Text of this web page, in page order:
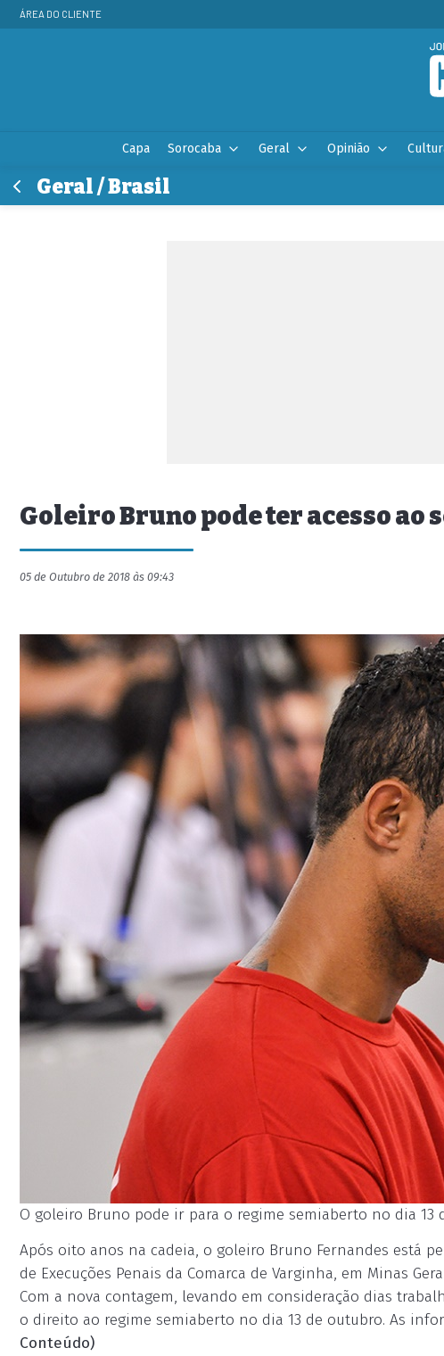
ÁREA DO CLIENTE
Capa Sorocaba Geral Opinião
Geral / Brasil
Goleiro Bruno pode ter acesso ao
05 de Outubro de 2018 às 09:43
O goleiro Bruno pode ir para o regime semiaberto no dia 13
Após oito anos na cadeia, o goleiro Bruno Fernandes está
de Execuções Penais da Comarca de Varginha, em Minas
Com a nova contagem, levando em consideração dias
o direito ao regime semiaberto no dia 13 de outubro. As
Conteúdo)